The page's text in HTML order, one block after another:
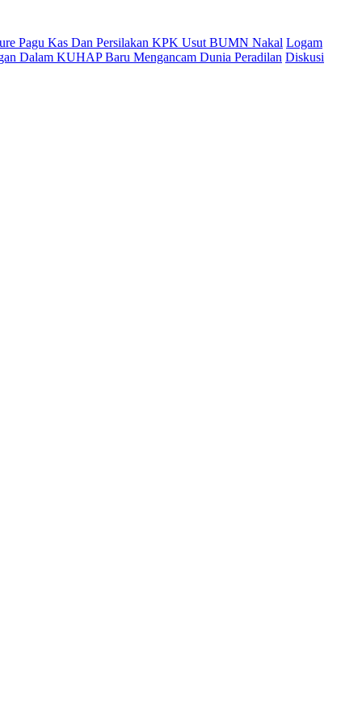
Pagu Kas Dan Persilakan KPK Usut BUMN Nakal Logam
Dalam KUHAP Baru Mengancam Dunia Peradilan Diskusi